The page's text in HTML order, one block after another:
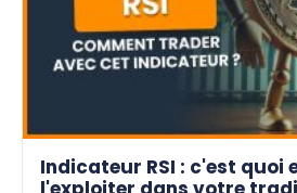
Indicateur RSI : c'est quoi